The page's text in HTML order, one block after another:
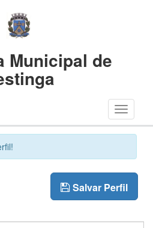
Municipal de
Salvar Perfil